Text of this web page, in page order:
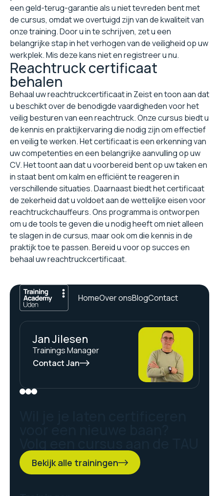
een geld-terug-garantie als u niet tevreden bent met
de cursus, omdat we overtuigd zijn van de kwaliteit van
onze training. Door u in te schrijven, zet u een
belangrijke stap in het verhogen van de veiligheid op uw
werkplek. Mis deze kans niet en registreer u nu.
Reachtruck certificaat
behalen
Behaal uw reachtruckcertificaat in Zeist en toon aan dat
u beschikt over de benodigde vaardigheden voor het
veilig besturen van een reachtruck. Onze cursus biedt u
de kennis en praktijkervaring die nodig zijn om effectief
en veilig te werken. Het certificaat is een erkenning van
uw competenties en een belangrijke aanvulling op uw
CV. Het toont aan dat u voorbereid bent op uw taken en
in staat bent om kalm en efficiënt te reageren in
verschillende situaties. Daarnaast biedt het certificaat
de zekerheid dat u voldoet aan de wettelijke eisen voor
reachtruckchauffeurs. Ons programma is ontworpen
om u de tools te geven die u nodig heeft om niet alleen
te slagen in de cursus, maar ook om die kennis in de
praktijk toe te passen. Bereid u voor op succes en
behaal uw reachtruckcertificaat.
HomeOver onsBlogContact
Jan Jilesen
Trainings Manager
Contact Jan
Bekijk alle trainingen